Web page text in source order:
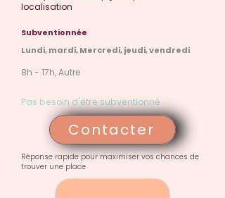
localisation
Subventionnée
Lundi, mardi, Mercredi, jeudi, vendredi
8h - 17h, Autre
Pas besoin d'être subventionné
Contacter
Réponse rapide pour maximiser vos chances de
trouver une place